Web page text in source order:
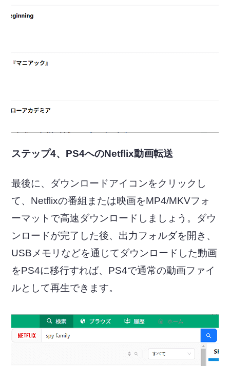
ステップ4、PS4へのNetflix動画転送
最後に、ダウンロードアイコンをクリックし
て、Netflixの番組または映画をMP4/MKVフォ
ーマットで高速ダウンロードしましょう。ダウ
ンロードが完了した後、出力フォルダを開き、
USBメモリなどを通じてダウンロードした動画
をPS4に移行すれば、PS4で通常の動画ファイ
ルとして再生できます。